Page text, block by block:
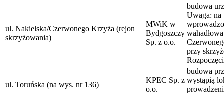
ul. Nakielska/Czerwonego Krzyża (rejon
skrzyżowania)
MWiK w
Bydgoszczy
Sp. z o.o.
budowa
Uwaga: na
przy
ul. Toruńska (na wys. nr 136)
KPEC Sp. z
o.o.
budowa
wystąpią